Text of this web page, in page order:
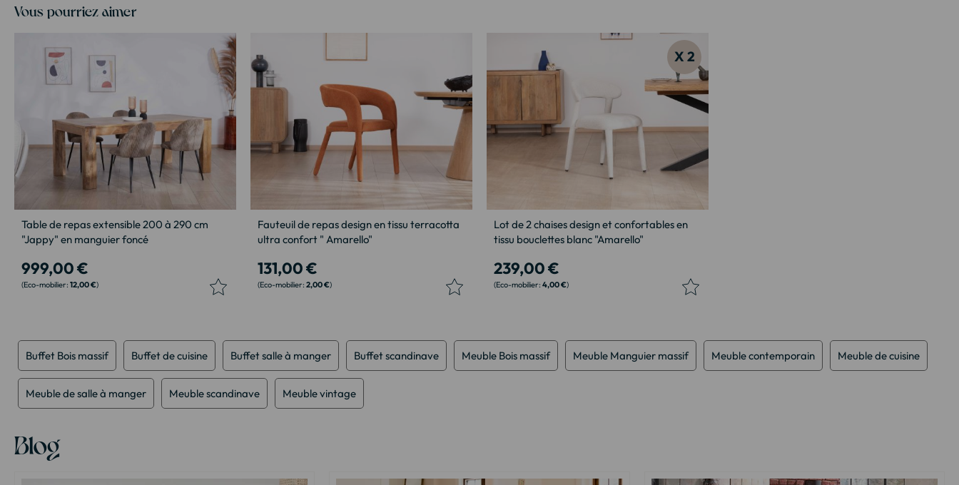
Vous pourriez aimer
Table de repas extensible 200 à 290 cm
"Jappy" en manguier foncé
999,00 €
12,00 €
Fauteuil de repas design en tissu terracotta
ultra confort " Amarello"
131,00 €
2,00 €
X 2
Lot de 2 chaises design et confortables en
tissu bouclettes blanc "Amarello"
239,00 €
4,00 €
Buffet Bois massif Buffet de cuisine Buffet salle à manger Buffet scandinave Meuble Bois massif Meuble Manguier massif Meuble contemporain Meuble de cuisine
Meuble de salle à manger Meuble scandinave Meuble vintage
Blog